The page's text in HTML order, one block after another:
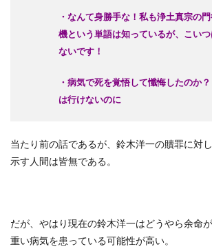
・なんて身勝手な！私も浄土真宗の
機という単語は知っているが、こい
ないです！
・病気で死を覚悟して懺悔したのか
は行けないのに
当たり前の話であるが、鈴木洋一の贖罪に対
示す人間は皆無である。
だが、やはり現在の鈴木洋一はどうやら余命
重い病気を患っている可能性が高い。